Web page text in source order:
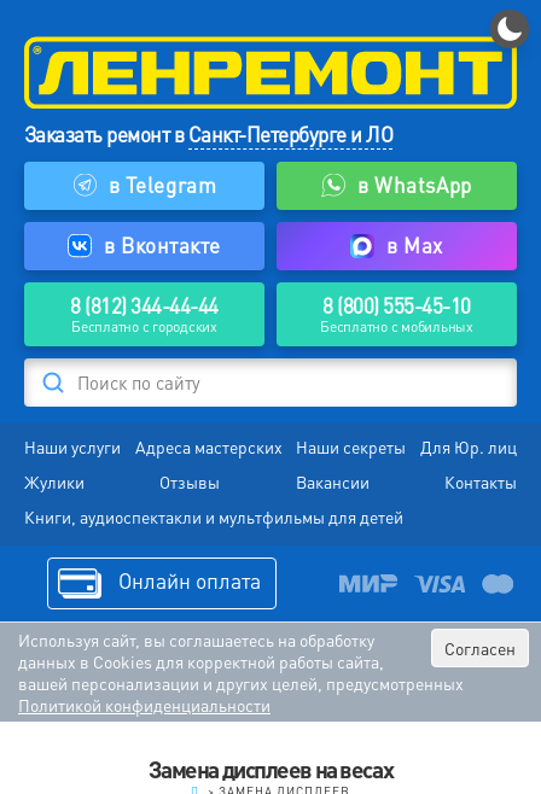
Заказать ремонт вСанкт-Петербурге и ЛО
в Telegram
в WhatsApp
в Вконтакте в Max
8 (812) 344-44-44
Бесплатно с городских
8 (800) 555-45-10
Бесплатно с мобильных
Поиск по сайту
Наши услуги Адреса мастерских Наши секреты
Для Юр. лиц
Жулики
Отзывы Вакансии
Контакты
Книги, аудиоспектакли и мультфильмы для детей
Онлайн оплата
Согласен
Используя сайт, вы соглашаетесь на обработку
данных в Cookies для корректной работы сайта,
вашей персонализации и других целей, предусмотренных
Политикой конфиденциальности
Замена дисплеев на весах